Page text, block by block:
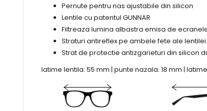
Pernute pentru nas ajustabile din silicon
Lentile cu patentul GUNNAR
Filtreaza lumina albastra emisa de
Straturi antireflex pe ambele fete ale lentilei
Strat de protectie antizgarieturi din silicon
latime lentila: 55 mm | punte nazala: 18 mm |